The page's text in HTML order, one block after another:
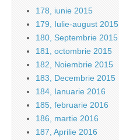
178, iunie 2015
179, Iulie-august 2015
180, Septembrie 2015
181, octombrie 2015
182, Noiembrie 2015
183, Decembrie 2015
184, Ianuarie 2016
185, februarie 2016
186, martie 2016
187, Aprilie 2016